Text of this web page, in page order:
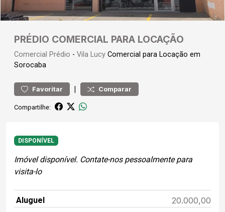
PRÉDIO COMERCIAL PARA LOCAÇÃO
Comercial Prédio - Vila Lucy Comercial para Locação em
Sorocaba
Favoritar | Comparar
Compartilhe:
DISPONÍVEL
Imóvel disponível. Contate-nos pessoalmente para
visita-lo
Aluguel 20.000,00